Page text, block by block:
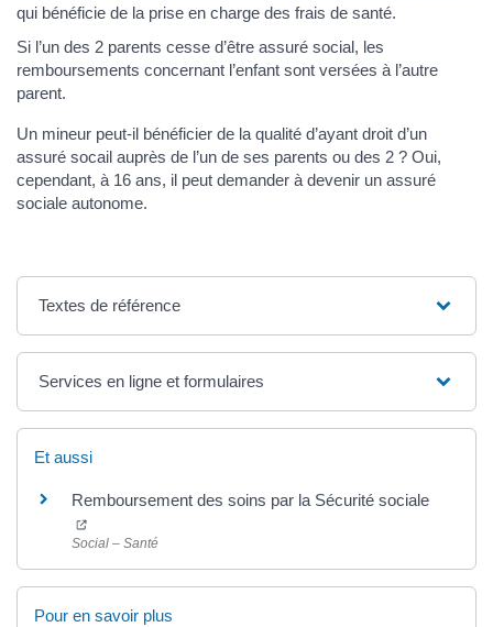
qui bénéficie de la prise en charge des frais de santé.
Si l’un des 2 parents cesse d’être assuré social, les
remboursements concernant l’enfant sont versées à l’autre
parent.
Un mineur peut-il bénéficier de la qualité d’ayant droit d’un
assuré socail auprès de l’un de ses parents ou des 2 ? Oui,
cependant, à 16 ans, il peut demander à devenir un assuré
sociale autonome.
Textes de référence
Services en ligne et formulaires
Et aussi
Remboursement des soins par la Sécurité sociale
(ouverture dans un nouvel onglet)
Social – Santé
Pour en savoir plus